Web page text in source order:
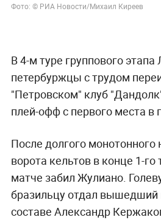
Фото: © РИА Новости/Михаил Киреев
В 4-м туре группового
петербуржцы с трудом
"Петровском" клуб
плей-офф с первого места в
После долгого монотонного
ворота кельтов в конце 1-
матче забил Жулиано.
бразильцу отдал вышедший
составе Александр